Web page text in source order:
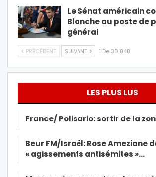
Le Sénat américain
Blanche au poste de
général
PRÉCÉDENT SUIVANT 1 De 30 848
LES PLUS LUS
France/ Polisario: sortir de la
Beur FM/Israël: Rose Ameziane
« agissements antisémites »…